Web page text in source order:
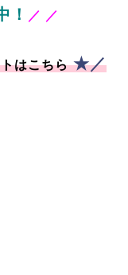
！ ／ ／
はこちら★／